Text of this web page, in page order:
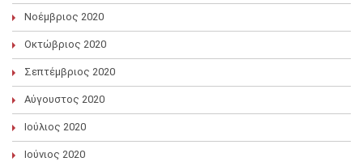
Νοέμβριος 2020
Οκτώβριος 2020
Σεπτέμβριος 2020
Αύγουστος 2020
Ιούλιος 2020
Ιούνιος 2020